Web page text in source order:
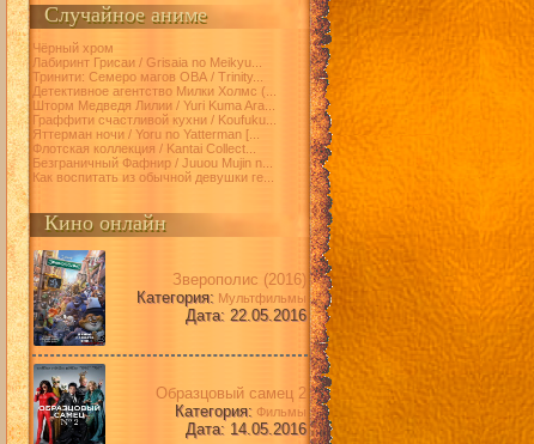
Случайное аниме
Чёрный хром
Лабиринт Грисаи / Grisaia no Meikyu...
Тринити: Семеро магов ОВА / Trinity...
Детективное агентство Милки Холмс (...
Шторм Медведя Лилии / Yuri Kuma Ara...
Граффити счастливой кухни / Koufuku...
Яттерман ночи / Yoru no Yatterman [...
Флотская коллекция / Kantai Collect...
Безграничный Фафнир / Juuou Mujin n...
Как воспитать из обычной девушки ге...
Кино онлайн
Зверополис (2016)
Категория: Мультфильмы
Дата: 22.05.2016
Образцовый самец 2
Категория: Фильмы
Дата: 14.05.2016